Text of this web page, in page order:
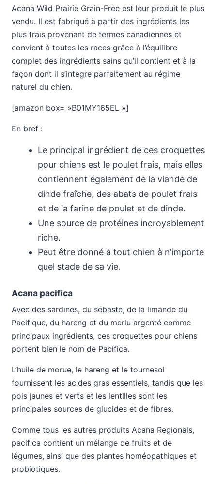
Acana Wild Prairie Grain-Free est leur produit le plus
vendu. Il est fabriqué à partir des ingrédients les
plus frais provenant de fermes canadiennes et
convient à toutes les races grâce à l’équilibre
complet des ingrédients sains qu’il contient et à la
façon dont il s’intègre parfaitement au régime
naturel du chien.
[amazon box= »B01MY165EL »]
En bref :
Le principal ingrédient de ces croquettes
pour chiens est le poulet frais, mais elles
contiennent également de la viande de
dinde fraîche, des abats de poulet frais
et de la farine de poulet et de dinde.
Une source de protéines incroyablement
riche.
Peut être donné à tout chien à n’importe
quel stade de sa vie.
Acana pacifica
Avec des sardines, du sébaste, de la limande du
Pacifique, du hareng et du merlu argenté comme
principaux ingrédients, ces croquettes pour chiens
portent bien le nom de Pacifica.
L’huile de morue, le hareng et le tournesol
fournissent les acides gras essentiels, tandis que les
pois jaunes et verts et les lentilles sont les
principales sources de glucides et de fibres.
Comme tous les autres produits Acana Regionals,
pacifica contient un mélange de fruits et de
légumes, ainsi que des plantes homéopathiques et
probiotiques.